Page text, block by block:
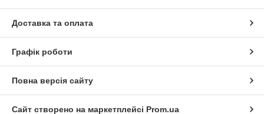
Доставка та оплата
Графік роботи
Повна версія сайту
Сайт створено на маркетплейсі Prom.ua